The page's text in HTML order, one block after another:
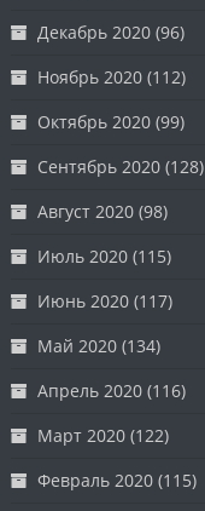
Декабрь 2020 (96)
Ноябрь 2020 (112)
Октябрь 2020 (99)
Сентябрь 2020 (128)
Август 2020 (98)
Июль 2020 (115)
Июнь 2020 (117)
Май 2020 (134)
Апрель 2020 (116)
Март 2020 (122)
Февраль 2020 (115)